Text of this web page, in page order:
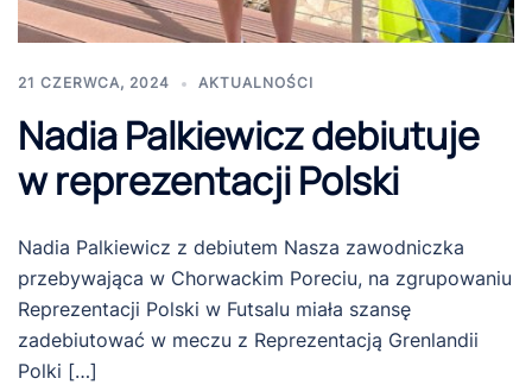
21 CZERWCA, 2024 AKTUALNOŚCI
Nadia Palkiewicz debiutuje
w reprezentacji Polski
Nadia Palkiewicz z debiutem Nasza zawodniczka
przebywająca w Chorwackim Poreciu, na zgrupowaniu
Reprezentacji Polski w Futsalu miała szansę
zadebiutować w meczu z Reprezentacją Grenlandii
Polki […]